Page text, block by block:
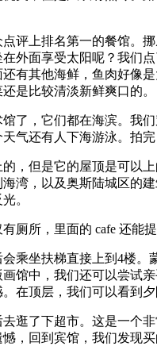
评上排名第一的餐馆。
外面享受太阳呢？我们
有其他海鲜，鱼肉好像
是比较清淡新鲜爽口的。
了，它们都在海滨。我
气还有人下海游泳。拍
，但是它的屋顶是可以
湾，以及奥斯陆城区的
。
厕所，里面的 cafe 还能
乘坐扶梯直接上到4楼
馆中，我们还可以尝试
在顶层，我们可以看到
逛了下超市。这是一个
，回到宾馆，我们发现